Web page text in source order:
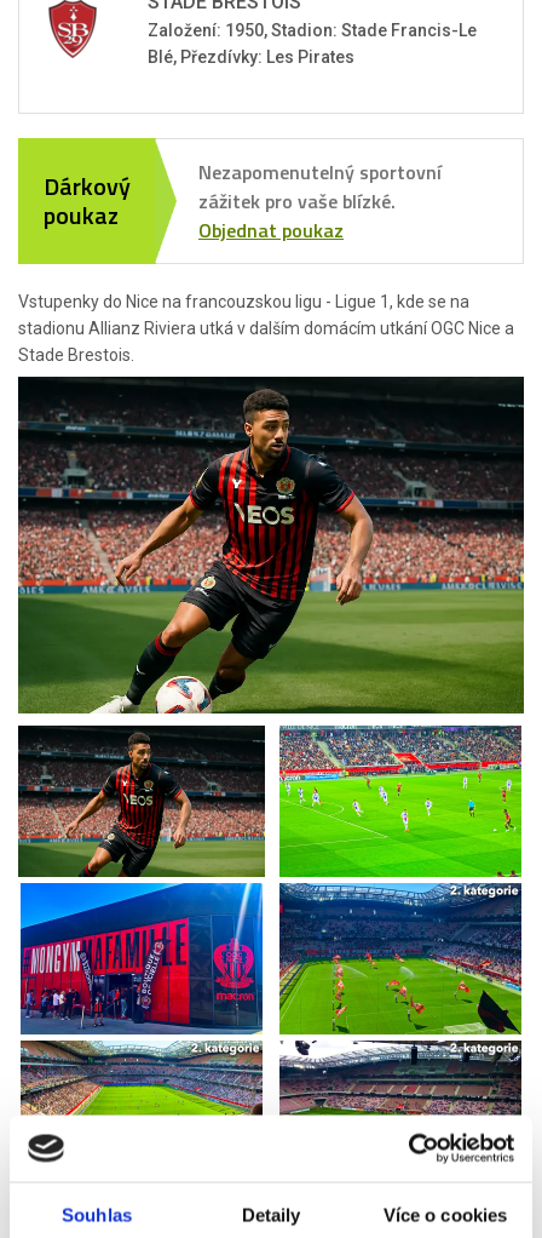
Souhlas Detaily Více o cookies
Vstupenky do Nice na francouzskou ligu - Ligue 1, kde se na
stadionu Allianz Riviera utká v dalším domácím utkání OGC Nice a
Stade Brestois.
Založení: 1950, Stadion: Stade Francis-Le
Blé, Přezdívky: Les Pirates
Dárkový
poukaz
Nezapomenutelný sportovní
zážitek pro vaše blízké.
Objednat poukaz